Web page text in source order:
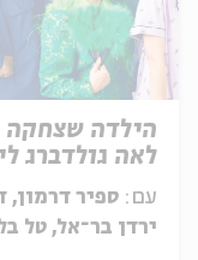
הילדה שצחקה
לאה גולדברג
עם: ספיר דרמון,
ירדן בר־אל, טל